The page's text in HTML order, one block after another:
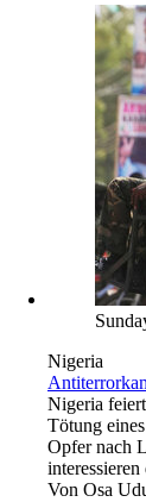
Nigeria
Nigeria
Tötung
Opfer nach
Von Osa